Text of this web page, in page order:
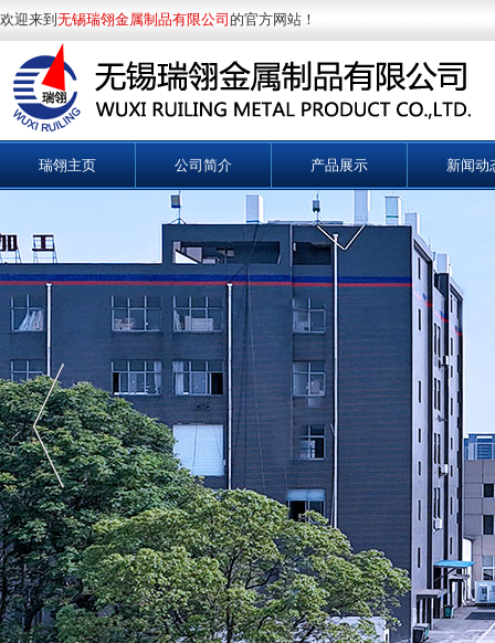
欢迎来到 无锡瑞翎金属制品有限公司 的官方网站！
瑞翎主页 公司简介 产品展示 新闻动
钳型铁芯